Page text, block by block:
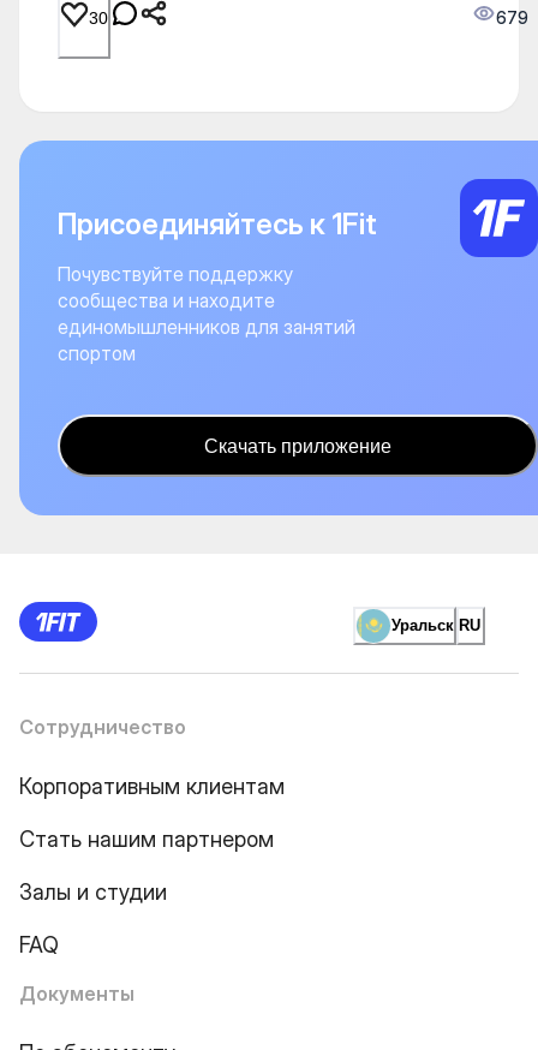
30 679
Присоединяйтесь к 1Fit
Почувствуйте поддержку
сообщества и находите
единомышленников для занятий
спортом
Скачать приложение
Уральск RU
Сотрудничество
Корпоративным клиентам
Стать нашим партнером
Залы и студии
FAQ
Документы